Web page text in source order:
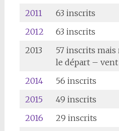
2011
63 inscrits
2012
63 inscrits
2013
57 inscrits mais
le départ –
2014
56 inscrits
2015
49 inscrits
2016
29 inscrits